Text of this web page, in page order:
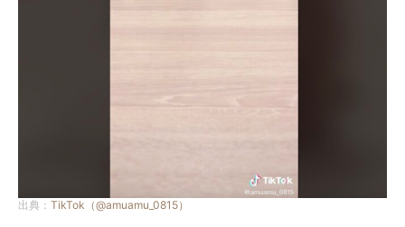
出典： TikTok（@amuamu_0815）